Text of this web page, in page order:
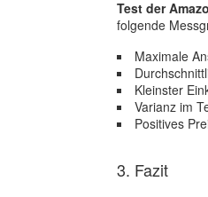
Test der
folgende
Maximale
Kleinster
Varianz im
Positives
3. Fazit